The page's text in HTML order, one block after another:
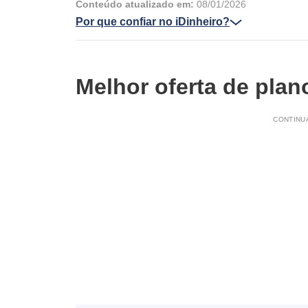
Conteúdo atualizado em: 08/01/2026
Por que confiar no iDinheiro?
Melhor oferta de